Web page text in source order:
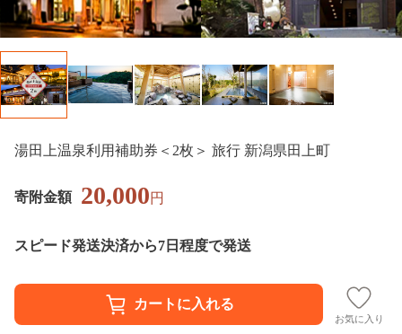
湯田上温泉利用補助券＜2枚＞ 旅行 新潟県田上町
寄附金額 20,000円
スピード発送決済から7日程度で発送
お気に入り